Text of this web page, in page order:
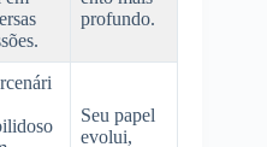
profundo.
Seu papel
evolui,